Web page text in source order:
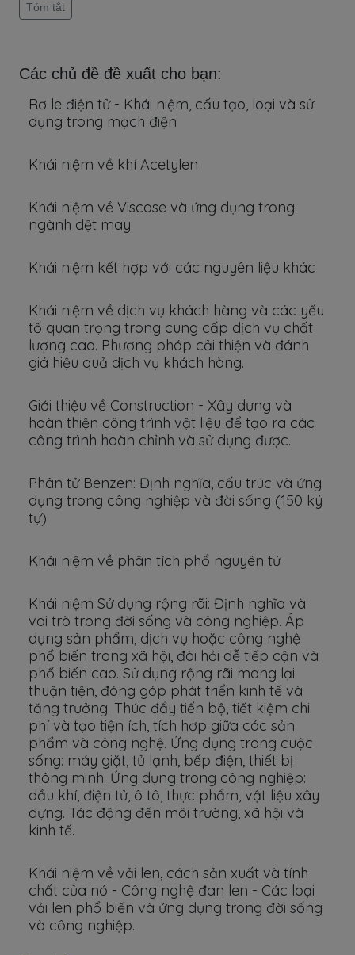
Tóm tắt
Các chủ đề đề xuất cho bạn:
Rơ le điện tử - Khái niệm, cấu tạo, loại và sử
dụng trong mạch điện
Khái niệm về khí Acetylen
Khái niệm về Viscose và ứng dụng trong
ngành dệt may
Khái niệm kết hợp với các nguyên liệu khác
Khái niệm về dịch vụ khách hàng và các yếu
tố quan trọng trong cung cấp dịch vụ chất
lượng cao. Phương pháp cải thiện và đánh
giá hiệu quả dịch vụ khách hàng.
Giới thiệu về Construction - Xây dựng và
hoàn thiện công trình vật liệu để tạo ra các
công trình hoàn chỉnh và sử dụng được.
Phân tử Benzen: Định nghĩa, cấu trúc và ứng
dụng trong công nghiệp và đời sống (150 ký
tự)
Khái niệm về phân tích phổ nguyên tử
Khái niệm Sử dụng rộng rãi: Định nghĩa và
vai trò trong đời sống và công nghiệp. Áp
dụng sản phẩm, dịch vụ hoặc công nghệ
phổ biến trong xã hội, đòi hỏi dễ tiếp cận và
phổ biến cao. Sử dụng rộng rãi mang lại
thuận tiện, đóng góp phát triển kinh tế và
tăng trưởng. Thúc đẩy tiến bộ, tiết kiệm chi
phí và tạo tiện ích, tích hợp giữa các sản
phẩm và công nghệ. Ứng dụng trong cuộc
sống: máy giặt, tủ lạnh, bếp điện, thiết bị
thông minh. Ứng dụng trong công nghiệp:
dầu khí, điện tử, ô tô, thực phẩm, vật liệu xây
dựng. Tác động đến môi trường, xã hội và
kinh tế.
Khái niệm về vải len, cách sản xuất và tính
chất của nó - Công nghệ đan len - Các loại
vải len phổ biến và ứng dụng trong đời sống
và công nghiệp.